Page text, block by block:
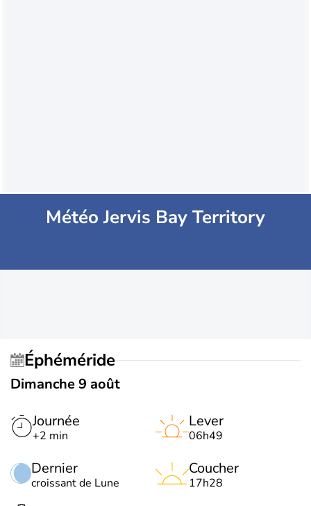
Météo Jervis Bay Territory
Éphéméride
Dimanche 9 août
Journée
+2 min
Dernier
croissant de Lune
Lever
06h49
Coucher
17h28